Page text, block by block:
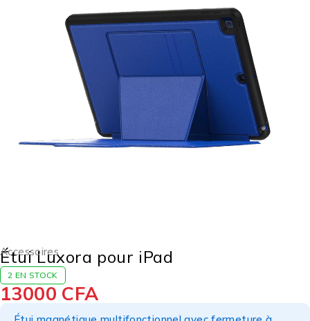
Accessoires
Étui Luxora pour iPad
2 EN STOCK
13000 CFA